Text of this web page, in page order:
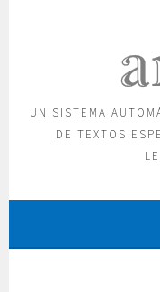
UN SISTEMA
DE TEXTOS